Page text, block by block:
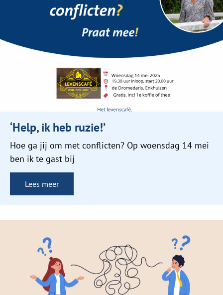
‘Help, ik heb ruzie!’
Hoe ga jij om met conflicten? Op woensdag 14 mei
ben ik te gast bij
Lees meer